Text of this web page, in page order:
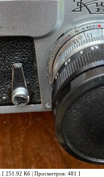
251.92 Кб | Просмотров: 481 ]